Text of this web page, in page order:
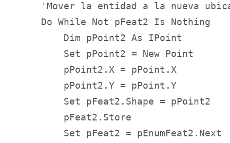
'Mover la entidad a la nueva
    Do While Not pFeat2 Is Nothing
        Dim pPoint2 As IPoint
        Set pPoint2 = New Point
        pPoint2.X = pPoint.X
        pPoint2.Y = pPoint.Y
        Set pFeat2.Shape = pPoint2
        pFeat2.Store
        Set pFeat2 = pEnumFeat2.Next